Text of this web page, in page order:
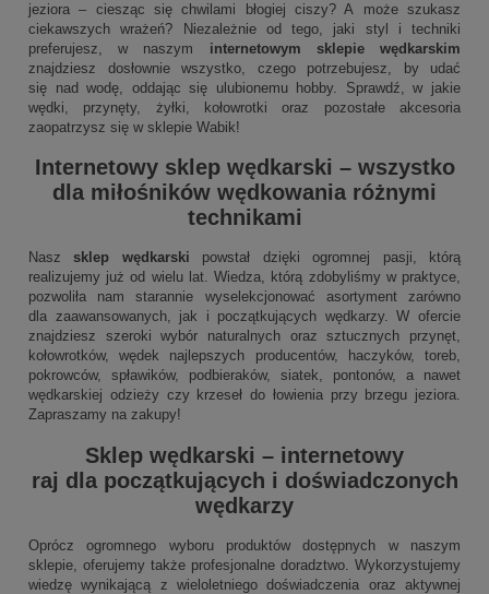
jeziora – ciesząc się chwilami błogiej ciszy? A może szukasz
ciekawszych wrażeń? Niezależnie od tego, jaki styl i techniki
preferujesz, w naszym internetowym sklepie wędkarskim
znajdziesz dosłownie wszystko, czego potrzebujesz, by udać
się nad wodę, oddając się ulubionemu hobby. Sprawdź, w jakie
wędki, przynęty, żyłki, kołowrotki oraz pozostałe akcesoria
zaopatrzysz się w sklepie Wabik!
Internetowy sklep wędkarski – wszystko
dla miłośników wędkowania różnymi
technikami
Naszsklep wędkarski powstał dzięki ogromnej pasji, którą
realizujemy już od wielu lat. Wiedza, którą zdobyliśmy w praktyce,
pozwoliła nam starannie wyselekcjonować asortyment zarówno
dla zaawansowanych, jak i początkujących wędkarzy. W ofercie
znajdziesz szeroki wybór naturalnych oraz sztucznych przynęt,
kołowrotków, wędek najlepszych producentów, haczyków, toreb,
pokrowców, spławików, podbieraków, siatek, pontonów, a nawet
wędkarskiej odzieży czy krzeseł do łowienia przy brzegu jeziora.
Zapraszamy na zakupy!
Sklep wędkarski – internetowy
raj dla początkujących i doświadczonych
wędkarzy
Oprócz ogromnego wyboru produktów dostępnych w naszym
sklepie, oferujemy także profesjonalne doradztwo. Wykorzystujemy
wiedzę wynikającą z wieloletniego doświadczenia oraz aktywnej